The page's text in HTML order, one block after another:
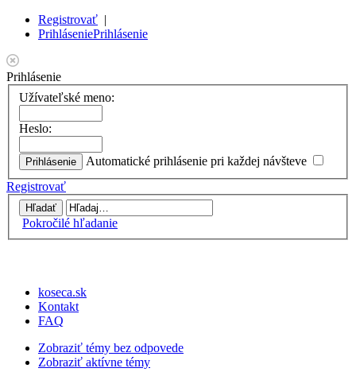
Registrovať |
PrihláseniePrihlásenie
Prihlásenie
Užívateľské meno:
Heslo:
Automatické prihlásenie pri každej návšteve
Registrovať
Pokročilé hľadanie
koseca.sk
Kontakt
FAQ
Zobraziť témy bez odpovede
Zobraziť aktívne témy